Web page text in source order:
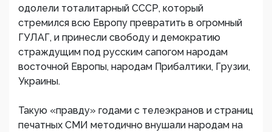
одолели тоталитарный СССР, который
стремился всю Европу превратить в огромный
ГУЛАГ, и принесли свободу и демократию
страждущим под русским сапогом народам
восточной Европы, народам Прибалтики, Грузии,
Украины.
Такую «правду» годами с телеэкранов и страниц
печатных СМИ методично внушали народам на